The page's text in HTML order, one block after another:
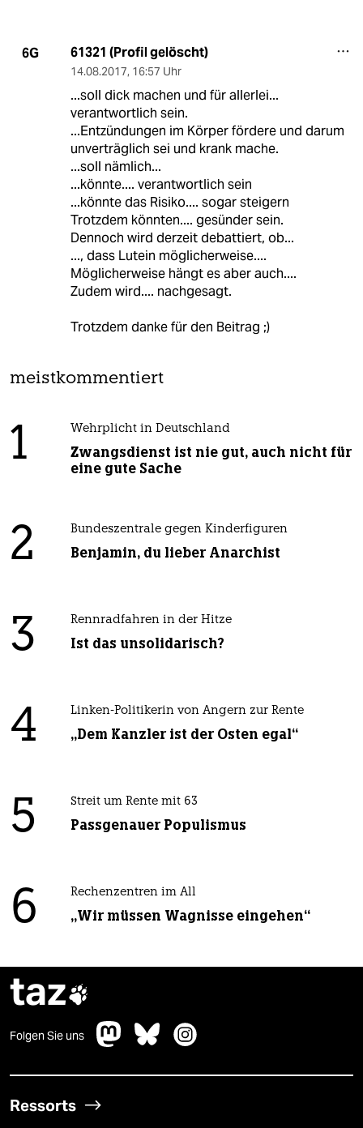
6G 61321 (Profil gelöscht)
14.08.2017, 16:57 Uhr
...soll dick machen und für allerlei...
verantwortlich sein.
...Entzündungen im Körper fördere und darum
unverträglich sei und krank mache.
...soll nämlich...
...könnte.... verantwortlich sein
...könnte das Risiko.... sogar steigern
Trotzdem könnten.... gesünder sein.
Dennoch wird derzeit debattiert, ob...
..., dass Lutein möglicherweise....
Möglicherweise hängt es aber auch....
Zudem wird.... nachgesagt.
Trotzdem danke für den Beitrag ;)
meistkommentiert
1 Wehrplicht in Deutschland
Zwangsdienst ist nie gut, auch nicht für
eine gute Sache
2 Bundeszentrale gegen Kinderfiguren
Benjamin, du lieber Anarchist
3 Rennradfahren in der Hitze
Ist das unsolidarisch?
4 Linken-Politikerin von Angern zur Rente
„Dem Kanzler ist der Osten egal“
5 Streit um Rente mit 63
Passgenauer Populismus
6 Rechenzentren im All
„Wir müssen Wagnisse eingehen“
taz
Folgen Sie uns
Ressorts